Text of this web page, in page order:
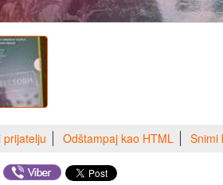
prijatelju Odštampaj kao HTML Snimi